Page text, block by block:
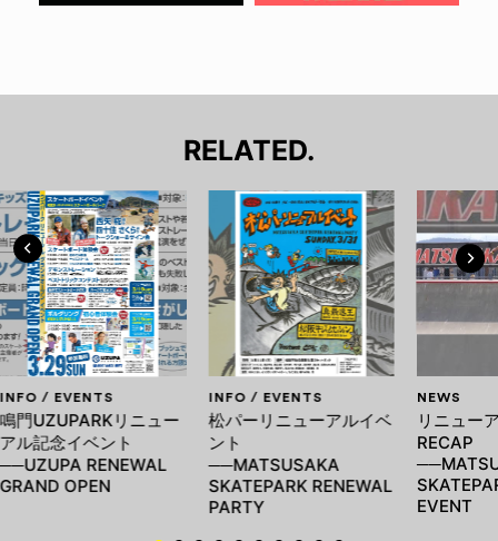
RELATED.
INFO / EVENTS
鳴門UZUPARKリニュー
アル記念イベント
──UZUPA RENEWAL
GRAND OPEN
INFO / EVENTS
松パーリニューアルイベ
ント
──MATSUSAKA
SKATEPARK RENEWAL
PARTY
NEWS
リニュー
RECAP
EVENT